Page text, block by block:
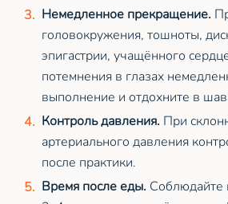
Немедленное прекращение.
головокружения, тошноты,
эпигастрии, учащённого
потемнения в глазах
выполнение и отдохните в
Контроль давления. При
артериального давления
после практики.
Время после еды. Соблюдайте